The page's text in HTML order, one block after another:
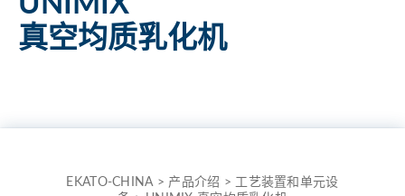
the
term
真空均质乳化机
EKATO-CHINA > 产品介绍 > 工艺装置和单元设